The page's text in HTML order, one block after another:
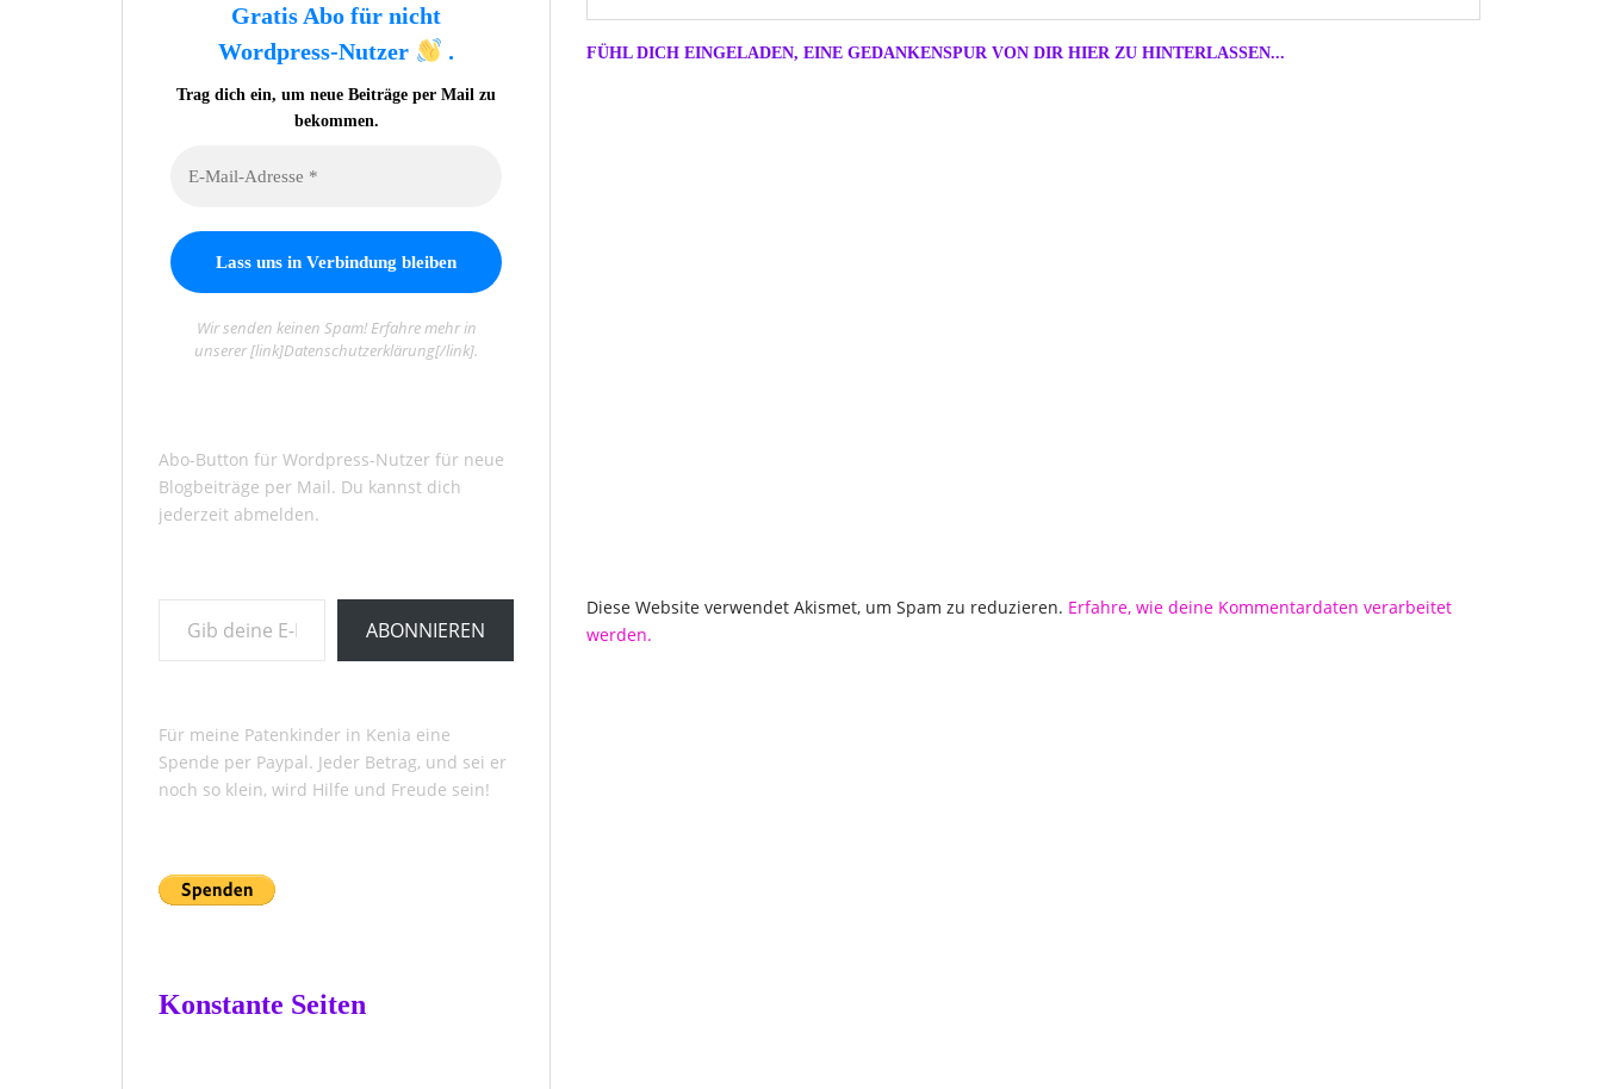
FÜHL DICH EINGELADEN, EINE GEDANKENSPUR VON DIR HIER ZU HINTERLASSEN...
Diese Website verwendet Akismet, um Spam zu reduzieren. Erfahre, wie deine Kommentardaten verarbeitet
werden.
Gratis Abo für nicht
Wordpress-Nutzer
.
Trag dich ein, um neue Beiträge per Mail zu
bekommen.
Wir senden keinen Spam! Erfahre mehr in
unserer [link]Datenschutzerklärung[/link].
Abo-Button für Wordpress-Nutzer für neue
Blogbeiträge per Mail. Du kannst dich
jederzeit abmelden.
ABONNIEREN
Für meine Patenkinder in Kenia eine
Spende per Paypal. Jeder Betrag, und sei er
noch so klein, wird Hilfe und Freude sein!
Konstante Seiten